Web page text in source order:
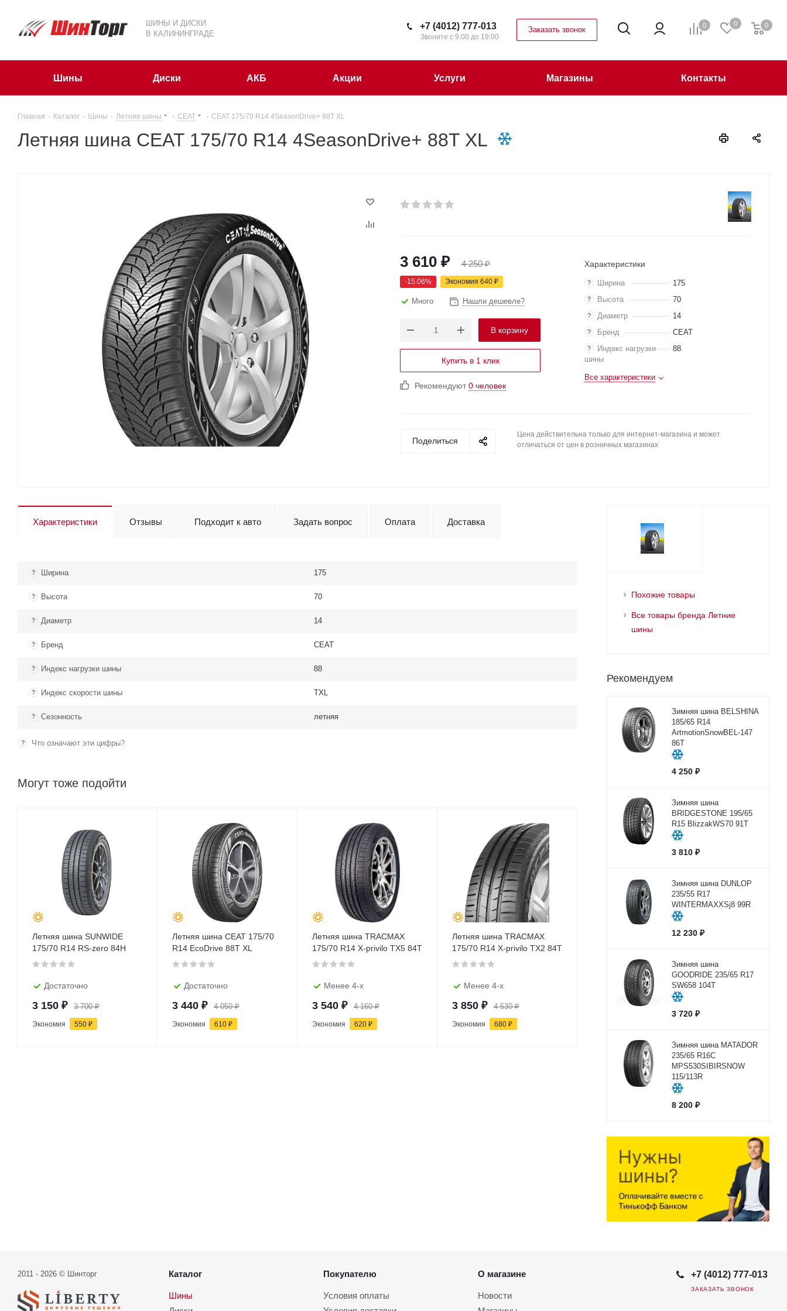
ШИНЫ И ДИСКИ
В КАЛИНИНГРАДЕ
0 0 0
+7 (4012) 777-013
Звоните с 9:00 до 19:00
Заказать звонок
Шины Диски АКБ Акции Услуги Магазины Контакты
Главная - Каталог - Шины - Летние шины - CEAT - CEAT 175/70 R14 4SeasonDrive+ 88T XL
Летняя шина CEAT 175/70 R14 4SeasonDrive+ 88T XL
3 610 ₽ 4 250₽
-15.06% Экономия 640 ₽
Много Нашли дешевле?
В корзину
Купить в 1 клик
Рекомендуют0 человек
Характеристики
? Ширина 175
? Высота 70
? Диаметр 14
? Бренд CEAT
?
Индекс нагрузки
шины
88
Все характеристики
Поделиться
Цена действительна только для интернет-магазина и может
отличаться от цен в розничных магазинах
Характеристики Отзывы Подходит к авто Задать вопрос Оплата Доставка
? Ширина 175
? Высота 70
? Диаметр 14
? Бренд CEAT
? Индекс нагрузки шины 88
? Индекс скорости шины ТXL
? Сезонность летняя
? Что означают эти цифры?
Могут тоже подойти
Летняя шина SUNWIDE
175/70 R14 RS-zero 84H
Достаточно
3 150 ₽ 3 700₽
Экономия 550 ₽
Летняя шина CEAT 175/70
R14 EcoDrive 88T XL
Достаточно
3 440 ₽ 4 050₽
Экономия 610 ₽
Летняя шина TRACMAX
175/70 R14 X-privilo TX5 84Т
Менее 4-х
3 540 ₽ 4 160₽
Экономия 620 ₽
Летняя шина TRACMAX
175/70 R14 X-privilo TX2 84T
Менее 4-х
3 850 ₽ 4 530₽
Экономия 680 ₽
Похожие товары
Все товары бренда Летние
шины
Рекомендуем
Зимняя шина BELSHINA
185/65 R14
ArtmotionSnowBEL-147
86T
4 250₽
Зимняя шина
BRIDGESTONE 195/65
R15 BlizzakWS70 91T
3 810₽
Зимняя шина DUNLOP
235/55 R17
WINTERMAXXSj8 99R
12 230₽
Зимняя шина
GOODRIDE 235/65 R17
SW658 104Т
3 720₽
Зимняя шина MATADOR
235/65 R16C
MPS530SIBIRSNOW
115/113R
8 200₽
2011 - 2026 © Шинторг Каталог
Шины
Покупателю
Условия оплаты
О магазине
Новости
+7 (4012) 777-013
ЗАКАЗАТЬ ЗВОНОК